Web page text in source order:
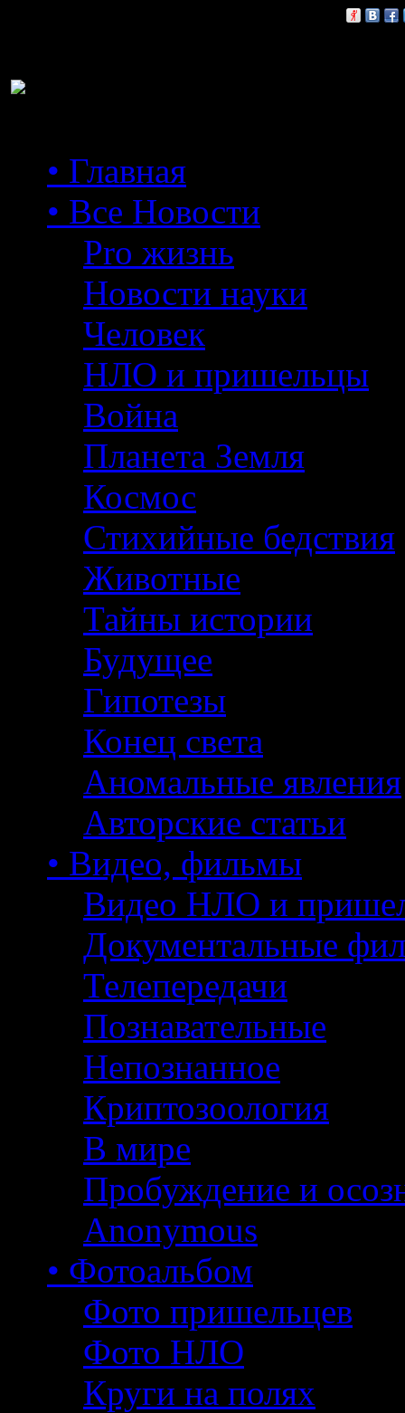
• Главная
• Все Новости
Pro жизнь
Новости науки
Человек
НЛО и пришельцы
Война
Планета Земля
Космос
Стихийные бедствия
Животные
Тайны истории
Будущее
Гипотезы
Конец света
Аномальные явления
Авторские статьи
• Видео, фильмы
Видео НЛО и
Документальные
Телепередачи
Познавательные
Непознанное
Криптозоология
В мире
Пробуждение и
Anonymous
• Фотоальбом
Фото пришельцев
Фото НЛО
Круги на полях